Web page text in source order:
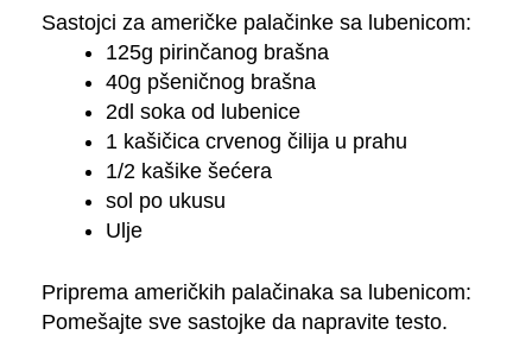
Sastojci za američke palačinke sa lubenicom:
125g pirinčanog brašna
40g pšeničnog brašna
2dl soka od lubenice
1 kašičica crvenog čilija u prahu
1/2 kašike šećera
sol po ukusu
Ulje
Priprema američkih palačinaka sa lubenicom:
Pomešajte sve sastojke da napravite testo.